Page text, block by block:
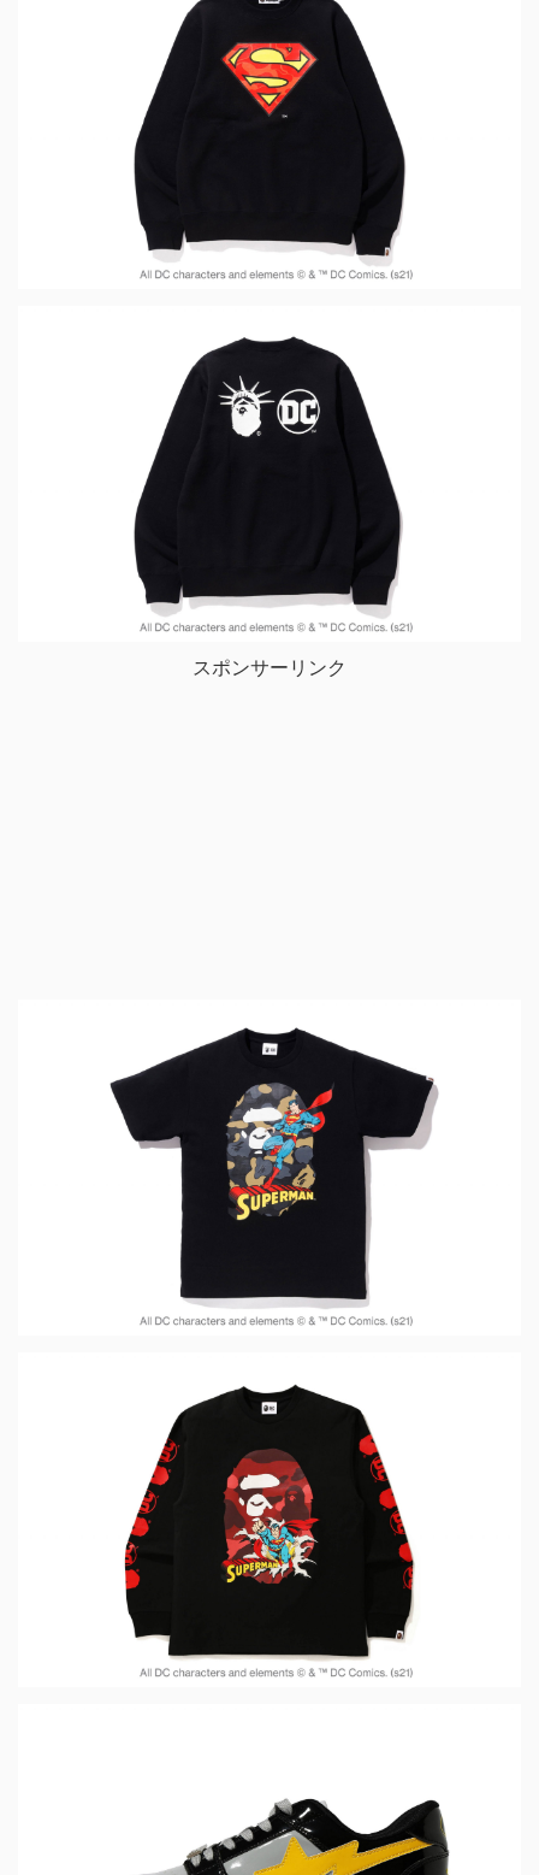
スポンサーリンク